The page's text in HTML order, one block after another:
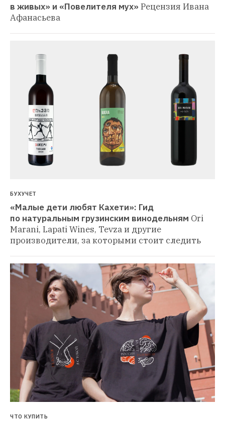
в живых» и «Повелителя мух» Рецензия Ивана
Афанасьева
БУХУЧЕТ
«Малые дети любят Кахети»: Гид
по натуральным грузинским винодельням Ori
Marani, Lapati Wines, Tevza и другие
производители, за которыми стоит следить
ЧТО КУПИТЬ